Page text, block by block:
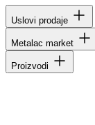
Uslovi prodaje
Metalac market
Proizvodi